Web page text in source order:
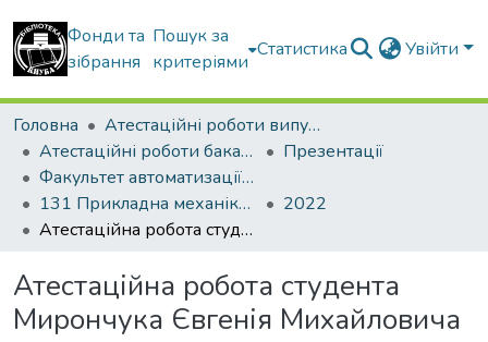
Фонди та
зібрання
Пошук за
критеріями
Статистика Увійти
Головна
Атестаційні роботи випускників
Атестаційні роботи бакалаврів
Презентації
Факультет автоматизації і інформаційних технологій
131 Прикладна механіка. Інженерна механіка
2022
Атестаційна робота студента Мирончука Євгенія Михайловича
Атестаційна робота студента
Мирончука Євгенія Михайловича